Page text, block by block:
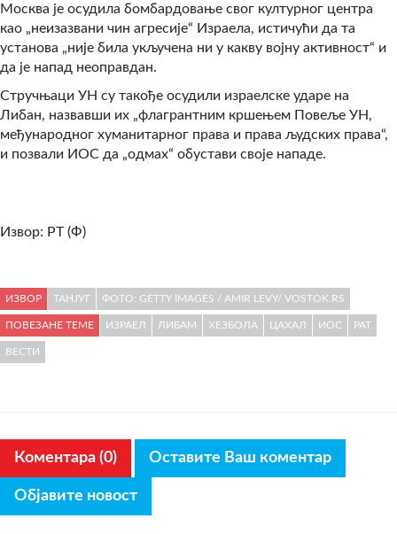
Москва је осудила бомбардовање свог културног центра
као „неизазвани чин агресије“ Израела, истичући да та
установа „није била укључена ни у какву војну активност“ и
да је напад неоправдан.
Стручњаци УН су такође осудили израелске ударе на
Либан, назвавши их „флагрантним кршењем Повеље УН,
међународног хуманитарног права и права људских права“,
и позвали ИОС да „одмах“ обустави своје нападе.
Извор: РТ (Ф)
ИЗВОР ТАНЈУГ ФОТО: GETTY IMAGES / AMIR LEVY/ VOSTOK.RS
ПОВЕЗАНЕ ТЕМЕ ИЗРАЕЛ ЛИБАМ ХЕЗБОЛА ЦАХАЛ ИОС РАТ
ВЕСТИ
Коментара (0) Оставите Ваш коментар
Објавите новост